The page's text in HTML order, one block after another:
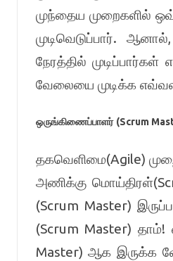
முந்தைய முறைகளில்
முடிவெடுப்பார்.ஆனால்,
நேரத்தில்
வேலையை முடிக்க
ஒருங்கிணைப்பாளர் (Scrum
தகவெளிமை(Agile)
அணிக்கு மொய்திரள்
(Scrum Master)
(Scrum Master) தாம்!
Master)ஆக இருக்க